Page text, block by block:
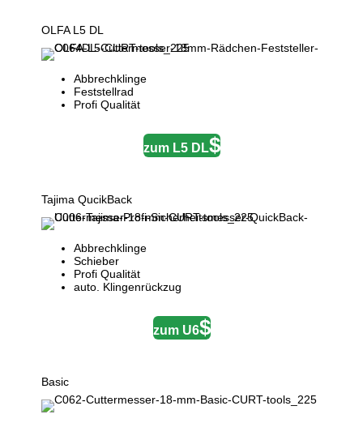
OLFA L5 DL
Abbrechklinge
Feststellrad
Profi Qualität
zum L5 DL
Tajima QucikBack
Abbrechklinge
Schieber
Profi Qualität
auto. Klingenrückzug
zum U6
Basic